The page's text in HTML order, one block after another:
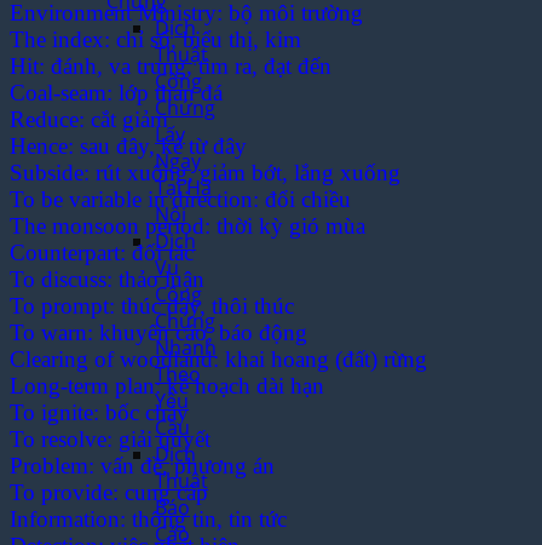
Dịch
Thuật
Công
Chứng
Lấy
Ngay
Tại Hà
Nội
Dịch
Vụ
Công
Chứng
Nhanh
Theo
Yêu
Cầu
Dịch
Thuật
Báo
Cáo
Environment Ministry: bộ môi trường
The index: chỉ số, biểu thị, kim
Hit: đánh, va trung, tìm ra, đạt đến
Coal-seam: lớp than đá
Reduce: cắt giảm
Hence: sau đây, kể từ đây
Subside: rút xuống, giảm bớt, lắng xuống
To be variable in direction: đổi chiều
The monsoon period: thời kỳ gió mùa
Counterpart: đối tác
To discuss: thảo luận
To prompt: thúc đẩy, thôi thúc
To warn: khuyến cáo, báo động
Clearing of woodland: khai hoang (đất) rừng
Long-term plan: kế hoạch dài hạn
To ignite: bốc cháy
To resolve: giải quyết
Problem: vấn đề, phương án
To provide: cung cấp
Information: thông tin, tin tức